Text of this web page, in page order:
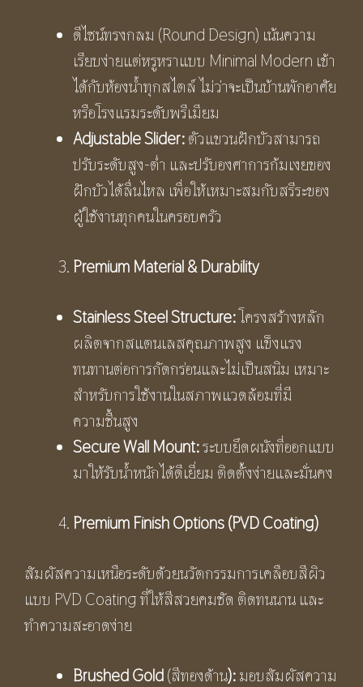
ดีไซน์ทรงกลม (Round Design) เน้นความ
เรียบง่ายแต่หรูหราแบบ Minimal Modern เข้า
ได้กับห้องน้ำทุกสไตล์ ไม่ว่าจะเป็นบ้านพักอาศัย
หรือโรงแรมระดับพรีเมียม
Adjustable Slider:ตัวแขวนฝักบัวสามารถ
ปรับระดับสูง-ต่ำ และปรับองศาการก้มเงยของ
ฝักบัวได้ลื่นไหล เพื่อให้เหมาะสมกับสรีระของ
ผู้ใช้งานทุกคนในครอบครัว
Premium Material & Durability
Stainless Steel Structure:โครงสร้างหลัก
ผลิตจากสแตนเลสคุณภาพสูง แข็งแรง
ทนทานต่อการกัดกร่อนและไม่เป็นสนิม เหมาะ
สำหรับการใช้งานในสภาพแวดล้อมที่มี
ความชื้นสูง
Secure Wall Mount:ระบบยึดผนังที่ออกแบบ
มาให้รับน้ำหนักได้ดีเยี่ยม ติดตั้งง่ายและมั่นคง
Premium Finish Options (PVD Coating)
สัมผัสความเหนือระดับด้วยนวัตกรรมการเคลือบสีผิว
แบบ PVD Coating ที่ให้สีสวยคมชัด ติดทนนาน และ
ทำความสะอาดง่าย
Brushed Gold(สีทองด้าน):มอบสัมผัสความ